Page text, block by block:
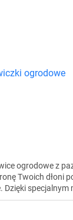
ogrodowe
ogrodowe z
Twoich dłoni
Dzięki specjalnym